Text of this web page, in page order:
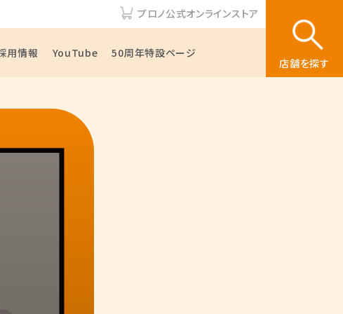
プロノ公式オンラインストア
用情報 YouTube 50周年特設ページ
店舗を探す